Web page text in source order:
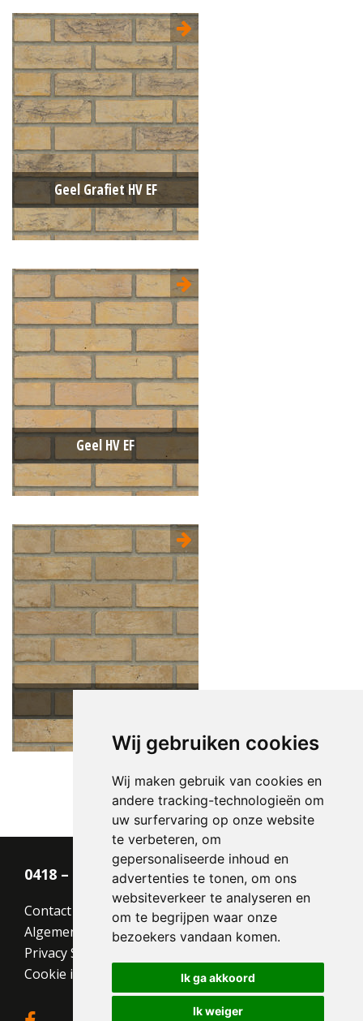
Wij gebruiken cookies
Wij maken gebruik van cookies en
andere tracking-technologieën om
uw surfervaring op onze website
te verbeteren, om
gepersonaliseerde inhoud en
advertenties te tonen, om ons
websiteverkeer te analyseren en
om te begrijpen waar onze
bezoekers vandaan komen.
Ik ga akkoord
Ik weiger
Geel Grafiet HV EF
Type:
Handvorm (HV)
Formaat:
Engels Formaat (EF)
215x100x65
Structuur:
Genuanceerd
Geel
Geel HV EF
Type:
Handvorm (HV)
Formaat:
Engels Formaat (EF)
215x100x65
Structuur:
Egaal
Kleur:
Geel
Handvorm (HV)
Engels Formaat (EF)
Egaal
Kleur:
Naturel
0418 – 55 22 21
Contact
Algemene voorwaarden
Privacy Statement
Cookie instellingen